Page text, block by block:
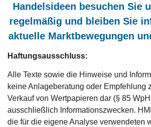
Handelsideen besuchen Sie
regelmäßig und bleiben Sie
aktuelle Marktbewegungen
Haftungsausschluss:
Alle Texte sowie die Hinweise und
keine Anlageberatung oder Empfehlung
Verkauf von Wertpapieren dar (§ 85
ausschließlich Informationszwecken.
die für die eigene Analyse verwendeten